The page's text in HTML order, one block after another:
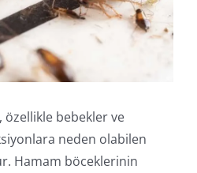
bebekler ve
neden olabilen
Hamam böceklerinin